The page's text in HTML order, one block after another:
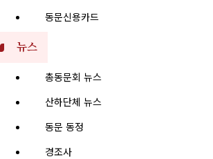
동문신용카드
뉴스
총동문회 뉴스
산하단체 뉴스
동문 동정
경조사